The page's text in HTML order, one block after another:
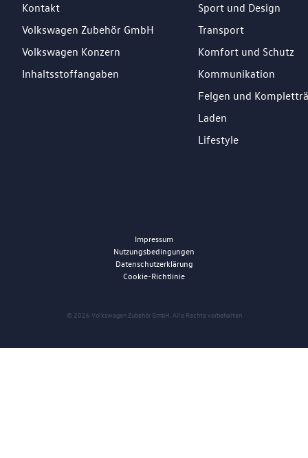
Kontakt
Volkswagen Zubehör GmbH
Volkswagen Konzern
Inhaltsstoffangaben
Sport und Design
Transport
Komfort und Schutz
Kommunikation
Felgen und
Laden
Lifestyle
© 2026 Volkswagen Zubehör GmbH. Alle Rechte vorbehalten
Impressum
Nutzungsbedingungen
Datenschutzerklärung
Cookie-Richtlinie